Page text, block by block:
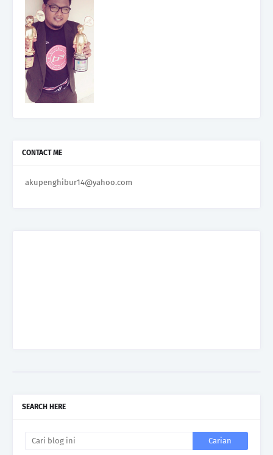
CONTACT ME
akupenghibur14@yahoo.com
SEARCH HERE